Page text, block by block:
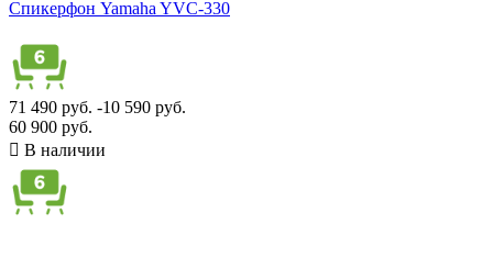
Спикерфон Yamaha YVC-330
71 490 руб. -10 590 руб.
60 900 руб.
 В наличии